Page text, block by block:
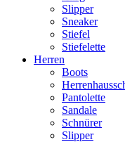
Slipper
Sneaker
Stiefel
Stiefelette
Herren
Boots
Pantolette
Sandale
Schnürer
Slipper